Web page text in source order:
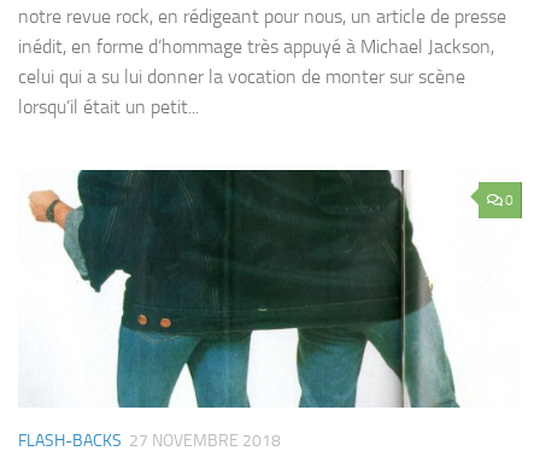
notre revue rock, en rédigeant pour nous, un article de presse
inédit, en forme d’hommage très appuyé à Michael Jackson,
celui qui a su lui donner la vocation de monter sur scène
lorsqu’il était un petit...
0
FLASH-BACKS 27 NOVEMBRE 2018